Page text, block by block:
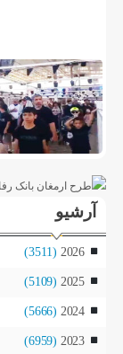
آرشیو
2026
(3511)
2025
(5109)
2024
(5666)
2023
(6959)